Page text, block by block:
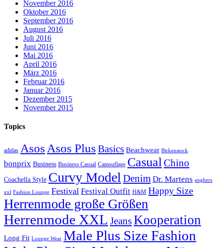
November 2016
Oktober 2016
September 2016
August 2016
Juli 2016
Juni 2016
Mai 2016
April 2016
März 2016
Februar 2016
Januar 2016
Dezember 2015
November 2015
Topics
adidas Asos Asos Plus Basics Beachwear Birkenstock
bonprix Business Business Casual Camouflage CasualChino
Coachella Style Curvy Model Denim Dr. Martens engbers
xxl Fashion Lounge Festival Festival Outfit H&M Happy Size
Herrenmode große Größen
Herrenmode XXL JeansKooperation
Long Fit Lounge Wear Male Plus Size Fashion